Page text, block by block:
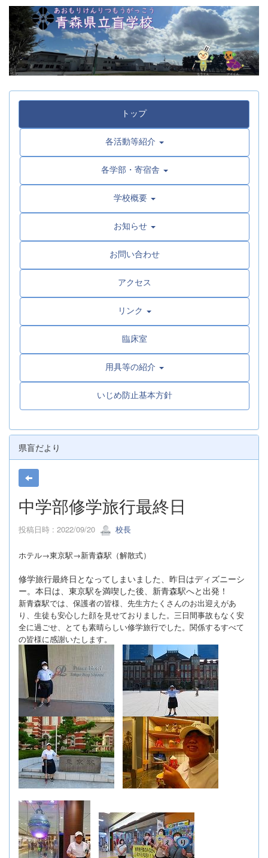
トップ
各活動等紹介
各学部・寄宿舎
学校概要
お知らせ
お問い合わせ
アクセス
リンク
臨床室
用具等の紹介
いじめ防止基本方針
県盲だより
中学部修学旅行最終日
投稿日時 : 2022/09/20 校長
ホテル→東京駅→新青森駅（解散式）
修学旅行最終日となってしまいました、昨日はディズニーシ
ー。本日は、東京駅を満喫した後、新青森駅へと出発！
新青森駅では、保護者の皆様、先生方たくさんのお出迎えがあ
り、生徒も安心した顔を見せておりました。三日間事故もなく安
全に過ごせ、とても素晴らしい修学旅行でした。関係するすべて
の皆様に感謝いたします。